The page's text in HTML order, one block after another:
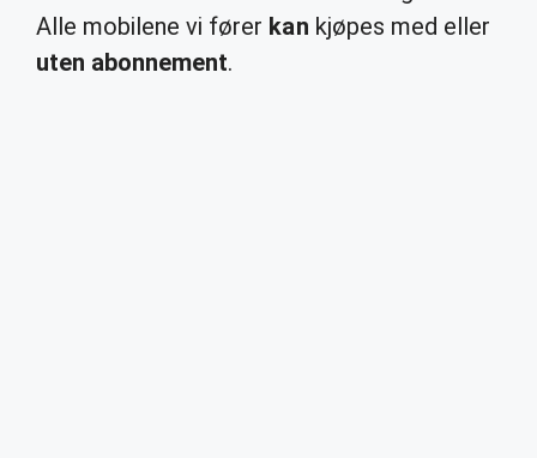
Alle mobilene vi fører kan kjøpes med eller
uten abonnement.